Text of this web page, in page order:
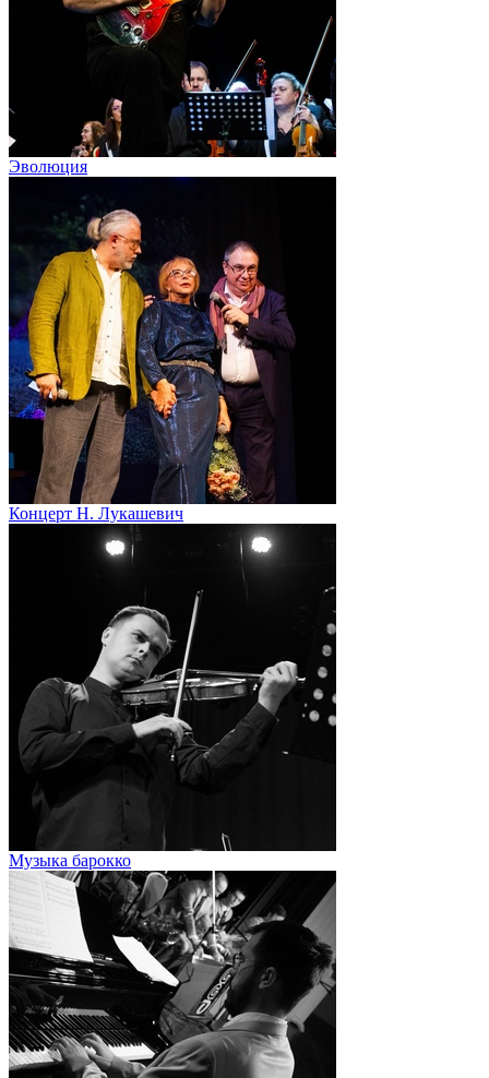
Эволюция
Концерт Н. Лукашевич
Музыка барокко